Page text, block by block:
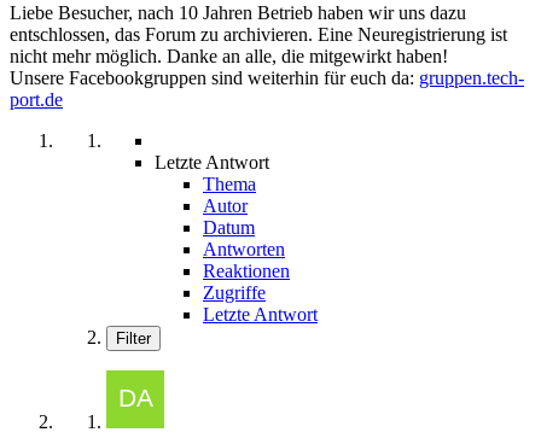
Liebe Besucher, nach 10 Jahren Betrieb haben wir uns dazu
entschlossen, das Forum zu archivieren. Eine Neuregistrierung ist
nicht mehr möglich. Danke an alle, die mitgewirkt haben!
Unsere Facebookgruppen sind weiterhin für euch da: gruppen.tech-
port.de
Letzte Antwort
Thema
Autor
Datum
Antworten
Reaktionen
Zugriffe
Letzte Antwort
Filter